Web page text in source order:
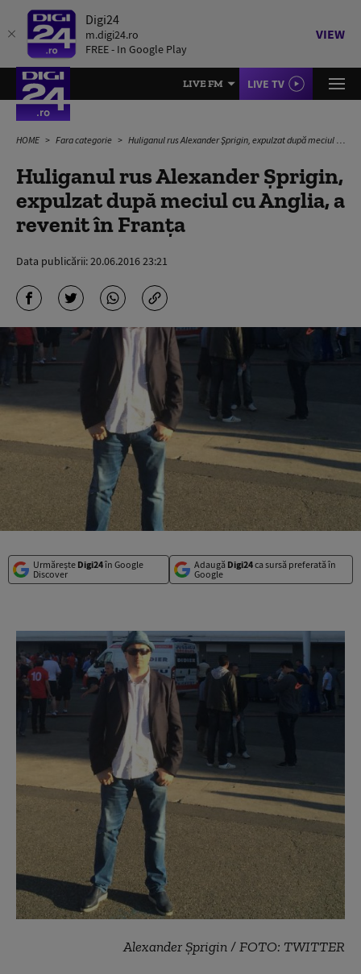
Digi24
m.digi24.ro
FREE - In Google Play
VIEW
LIVE FM LIVE TV
HOME Fara categorie Huliganul rus Alexander Şprigin, expulzat după meciul cu Anglia, a revenit în Franţa
Huliganul rus Alexander Şprigin,
expulzat după meciul cu Anglia, a
revenit în Franţa
Data publicării:20.06.2016 23:21
Urmărește Digi24în Google
Discover
Adaugă Digi24ca sursă preferată în
Google
Alexander Şprigin / FOTO: TWITTER